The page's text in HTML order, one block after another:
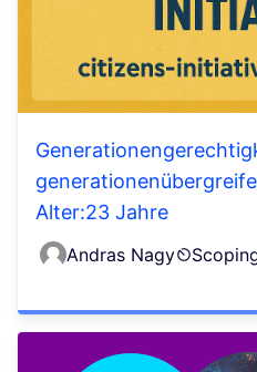
Alter:23 Jahre
Andras Nagy